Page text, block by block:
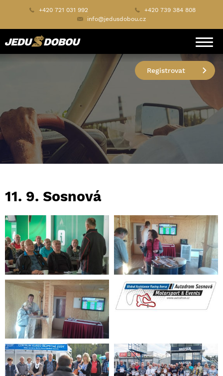
+420 721 031 992
+420 739 384 808
info@jedusdobou.cz
Registrovat
11. 9. Sosnová